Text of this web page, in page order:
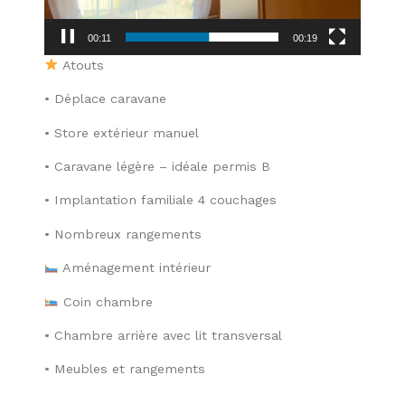
00:11 00:19
Atouts
• Déplace caravane
• Store extérieur manuel
• Caravane légère – idéale permis B
• Implantation familiale 4 couchages
• Nombreux rangements
Aménagement intérieur
Coin chambre
• Chambre arrière avec lit transversal
• Meubles et rangements